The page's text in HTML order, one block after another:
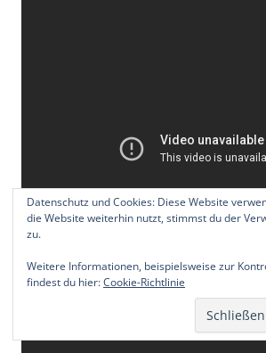
Datenschutz und Cookies: Diese Website
die Website weiterhin nutzt, stimmst du der
zu.
Weitere Informationen, beispielsweise zur
findest du hier:Cookie-Richtlinie